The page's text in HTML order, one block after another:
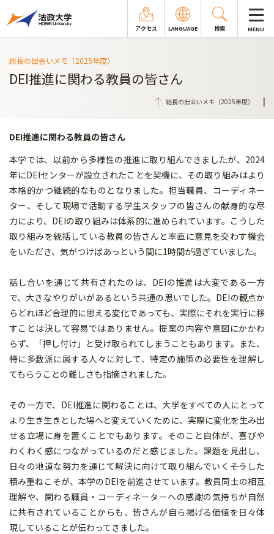
アクセス LANGUAGE 検索 MENU
総長の出会いメモ（2025年度）
DEI推進に関わる教員の皆さん
総長の出会いメモ（2025年度）
DEI推進に関わる教員の皆さん
本学では、以前から多様性の推進に取り組んできましたが、2024
年にDEIセンターが設立されたことを契機に、その取り組みはより
本格的かつ継続的なものとなりました。担当職員、コーディネー
ター、そして現場で活動する学生スタッフの皆さんの献身的な尽
力により、DEIの取り組みは体系的に進められています。こうした
取り組みを統括している教員の皆さんと率直に意見を交わす機会
をいただき、気がつけばあっという間に1時間が過ぎていました。
話し合いを通じて共有されたのは、DEIの推進は大変である一方
で、大きなやりがいがあるという共通の思いでした。DEIの観点か
らどれほど合理的に思える変化であっても、実際にそれを実行に移
すことは決して容易ではありません。提案の内容や意図にかかわ
らず、「押し付け」と受け取られてしまうこともあります。また、
特に多数派に属する人々に対して、特定の施策の必要性を理解し
てもらうことの難しさも指摘されました。
その一方で、DEI推進に関わることは、大学をすべての人にとって
より生き生きとした場へと変えていくために、実際に変化を生み出
せる立場に身を置くことでもあります。そのこと自体が、喜びや
わくわく感につながっているのだと感じました。課題を見出し、
日々の地道な努力を通じて解決に向けて取り組んでいく――そうした
積み重ねこそが、本学のDEIを前進させています。教員同士の相互
理解や、関わる職員・コーディネーターへの感謝の気持ちが自然
に共有されていることからも、皆さんが自ら掲げる価値を日々体
現していることが伝わってきました。